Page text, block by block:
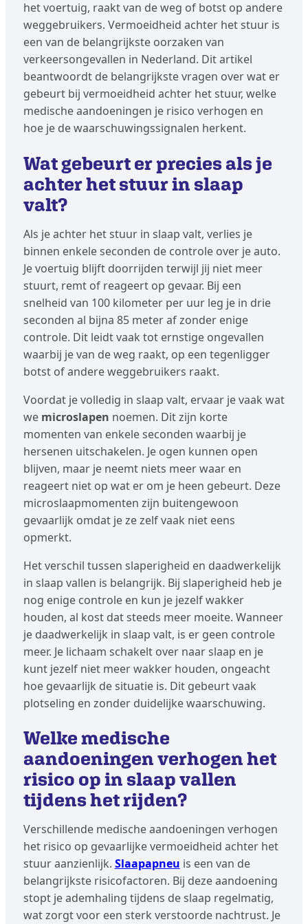
het voertuig, raakt van de weg of botst op andere
weggebruikers. Vermoeidheid achter het stuur is
een van de belangrijkste oorzaken van
verkeersongevallen in Nederland. Dit artikel
beantwoordt de belangrijkste vragen over wat er
gebeurt bij vermoeidheid achter het stuur, welke
medische aandoeningen je risico verhogen en
hoe je de waarschuwingssignalen herkent.
Wat gebeurt er precies als je
achter het stuur in slaap
valt?
Als je achter het stuur in slaap valt, verlies je
binnen enkele seconden de controle over je auto.
Je voertuig blijft doorrijden terwijl jij niet meer
stuurt, remt of reageert op gevaar. Bij een
snelheid van 100 kilometer per uur leg je in drie
seconden al bijna 85 meter af zonder enige
controle. Dit leidt vaak tot ernstige ongevallen
waarbij je van de weg raakt, op een tegenligger
botst of andere weggebruikers raakt.
Voordat je volledig in slaap valt, ervaar je vaak wat
we microslapen noemen. Dit zijn korte
momenten van enkele seconden waarbij je
hersenen uitschakelen. Je ogen kunnen open
blijven, maar je neemt niets meer waar en
reageert niet op wat er om je heen gebeurt. Deze
microslaapmomenten zijn buitengewoon
gevaarlijk omdat je ze zelf vaak niet eens
opmerkt.
Het verschil tussen slaperigheid en daadwerkelijk
in slaap vallen is belangrijk. Bij slaperigheid heb je
nog enige controle en kun je jezelf wakker
houden, al kost dat steeds meer moeite. Wanneer
je daadwerkelijk in slaap valt, is er geen controle
meer. Je lichaam schakelt over naar slaap en je
kunt jezelf niet meer wakker houden, ongeacht
hoe gevaarlijk de situatie is. Dit gebeurt vaak
plotseling en zonder duidelijke waarschuwing.
Welke medische
aandoeningen verhogen het
risico op in slaap vallen
tijdens het rijden?
Verschillende medische aandoeningen verhogen
het risico op gevaarlijke vermoeidheid achter het
stuur aanzienlijk. Slaapapneu is een van de
belangrijkste risicofactoren. Bij deze aandoening
stopt je ademhaling tijdens de slaap regelmatig,
wat zorgt voor een sterk verstoorde nachtrust. Je